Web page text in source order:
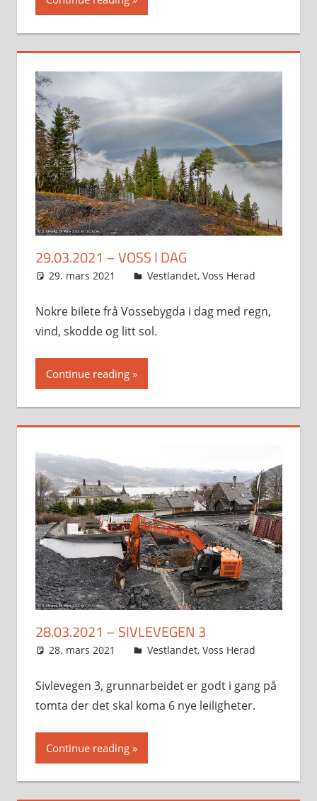
29.03.2021 – VOSS I DAG
29. mars 2021 Svein
Vestlandet, Voss Herad
Nokre bilete frå Vossebygda i dag med regn,
vind, skodde og litt sol.
Continue reading
28.03.2021 – SIVLEVEGEN 3
28. mars 2021 Svein
Vestlandet, Voss Herad
Sivlevegen 3, grunnarbeidet er godt i gang på
tomta der det skal koma 6 nye leiligheter.
Continue reading